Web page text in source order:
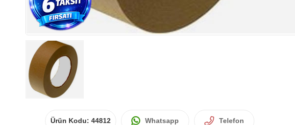
Ürün Kodu: 44812 Whatsapp Telefon